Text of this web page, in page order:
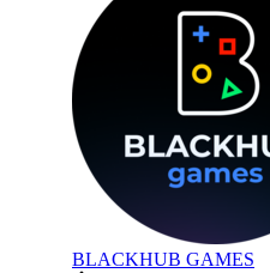
BLACKHUB GAMES